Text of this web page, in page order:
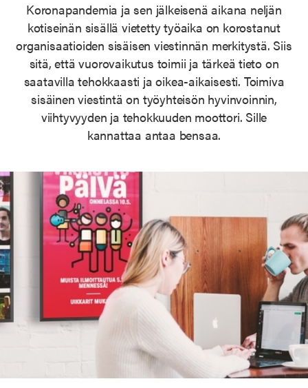
Koronapandemia ja sen jälkeisenä aikana neljän
kotiseinän sisällä vietetty työaika on korostanut
organisaatioiden sisäisen viestinnän merkitystä. Siis
sitä, että vuorovaikutus toimii ja tärkeä tieto on
saatavilla tehokkaasti ja oikea-aikaisesti. Toimiva
sisäinen viestintä on työyhteisön hyvinvoinnin,
viihtyvyyden ja tehokkuuden moottori. Sille
kannattaa antaa bensaa.